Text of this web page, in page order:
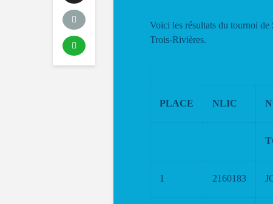
Voici les résultats du tournoi de
Trois-Rivières.
PLACE NLIC
1 2160183